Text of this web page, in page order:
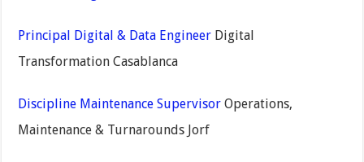
Principal Digital & Data EngineerDigital
Transformation Casablanca
Discipline Maintenance SupervisorOperations,
Maintenance & Turnarounds Jorf